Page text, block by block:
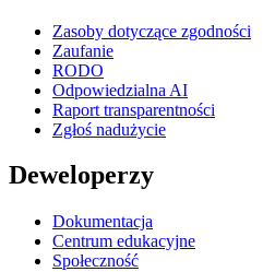
Zasoby dotyczące zgodności
Zaufanie
RODO
Odpowiedzialna AI
Raport transparentności
Zgłoś nadużycie
Deweloperzy
Dokumentacja
Centrum edukacyjne
Społeczność